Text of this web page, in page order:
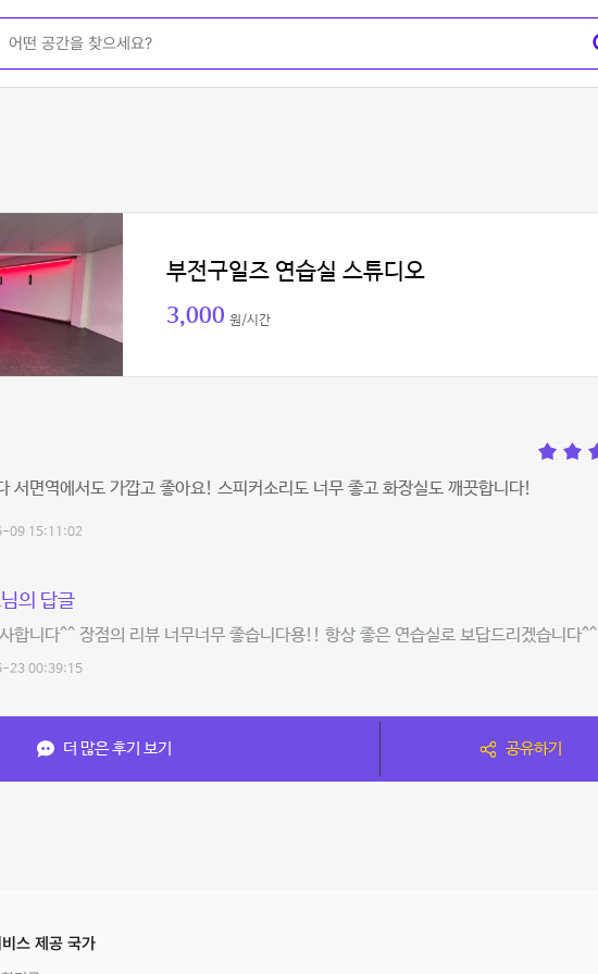
부전구일즈 연습실 스튜디오
3,000 원/시간
서면역에서도 가깝고 좋아요! 스피커소리도 너무 좋고 화장실도 깨끗합니다!
09 15:11:02
의 답글
합니다^^ 장점의 리뷰 너무너무 좋습니다용!! 항상 좋은 연습실로 보답드리겠습니다^^
23 00:39:15
더 많은 후기 보기 공유하기
스 제공 국가